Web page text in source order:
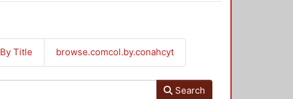
By Title browse.comcol.by.conahcyt
Search